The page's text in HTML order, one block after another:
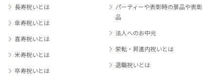
長寿祝いとは
傘寿祝いとは
喜寿祝いとは
米寿祝いとは
卒寿祝いとは
パーティーや表彰時の景品や表彰
品
法人へのお中元
栄転・昇進内祝いとは
退職祝いとは